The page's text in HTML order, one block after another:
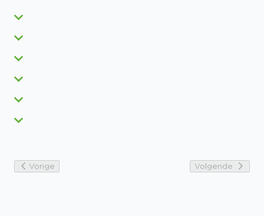
Vorige Volgende